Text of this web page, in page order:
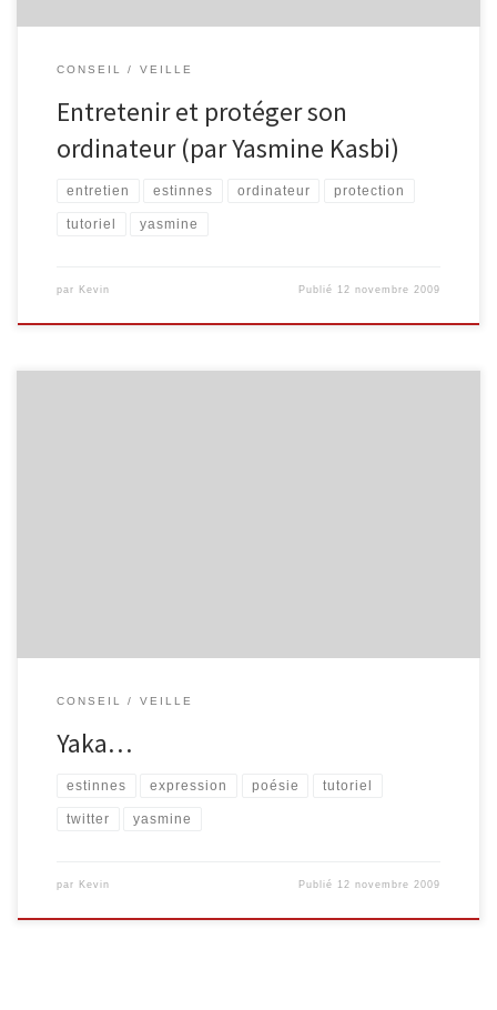
CONSEIL VEILLE
Entretenir et protéger son
ordinateur (par Yasmine Kasbi)
entretien estinnes ordinateur protection
tutoriel yasmine
par Kevin Publié 12 novembre 2009
CONSEIL VEILLE
Yaka…
estinnes expression poésie tutoriel
twitter yasmine
par Kevin Publié 12 novembre 2009